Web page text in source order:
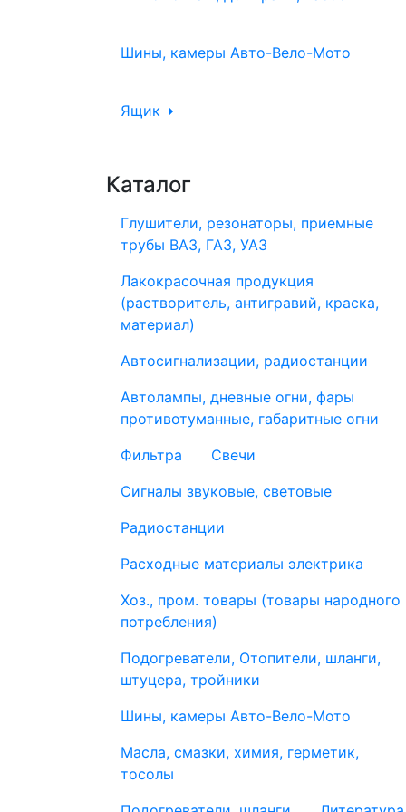
Шины, камеры Авто-Вело-Мото
Ящик
Каталог
Глушители, резонаторы, приемные
трубы ВАЗ, ГАЗ, УАЗ
Лакокрасочная продукция
(растворитель, антигравий, краска,
материал)
Автосигнализации, радиостанции
Автолампы, дневные огни, фары
противотуманные, габаритные огни
Фильтра
Свечи
Сигналы звуковые, световые
Радиостанции
Расходные материалы электрика
Хоз., пром. товары (товары народного
потребления)
Подогреватели, Отопители, шланги,
штуцера, тройники
Шины, камеры Авто-Вело-Мото
Масла, смазки, химия, герметик,
тосолы